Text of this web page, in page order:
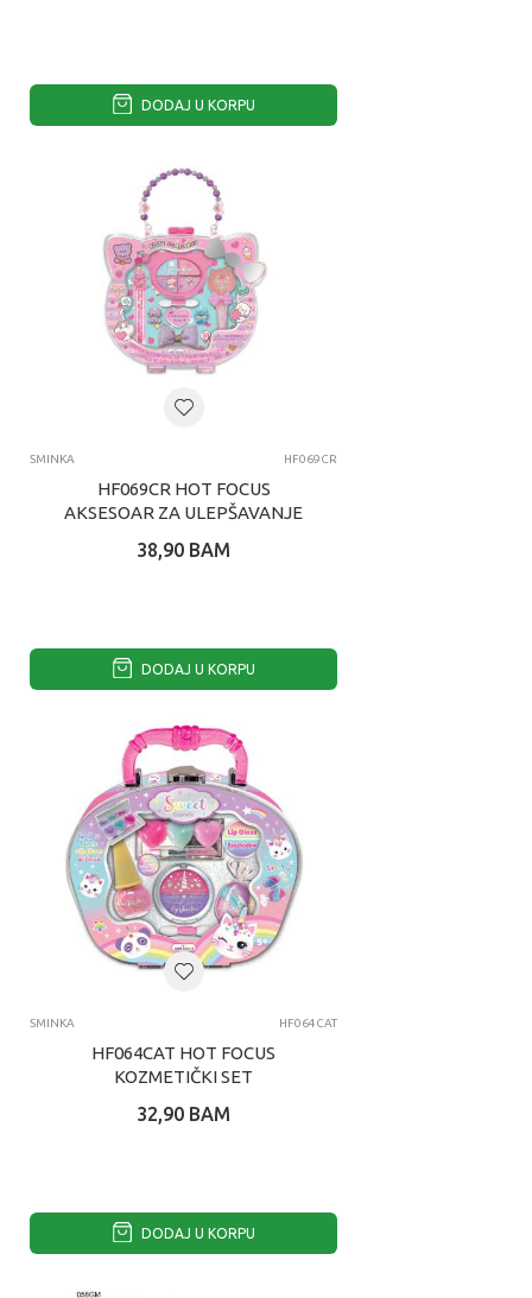
DODAJ U KORPU
SMINKA HF069CR
HF069CR HOT FOCUS
AKSESOAR ZA ULEPŠAVANJE
38,90 BAM
DODAJ U KORPU
SMINKA HF064CAT
HF064CAT HOT FOCUS
KOZMETIČKI SET
32,90 BAM
DODAJ U KORPU